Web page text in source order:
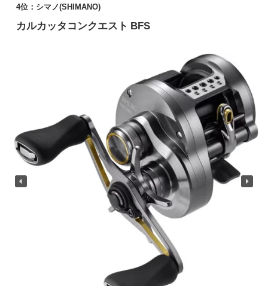
4位：シマノ(SHIMANO)
カルカッタコンクエスト BFS